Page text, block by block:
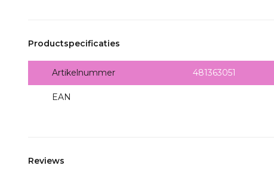
Productspecificaties
Artikelnummer 481363051
EAN
Reviews